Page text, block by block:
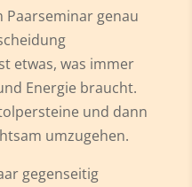
Paarseminar genau
etwas, was immer
Energie braucht.
und dann
umzugehen.
gegenseitig